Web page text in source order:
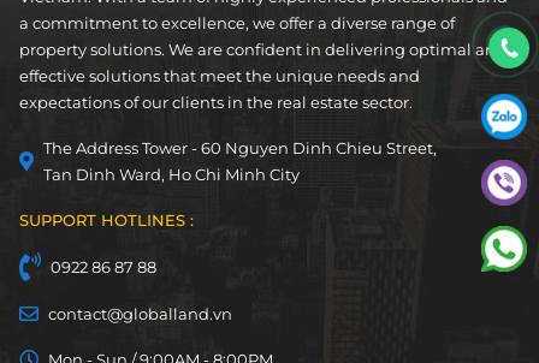
Apartment
FOR LEASE
Global Land Viet Namis a leading company providing